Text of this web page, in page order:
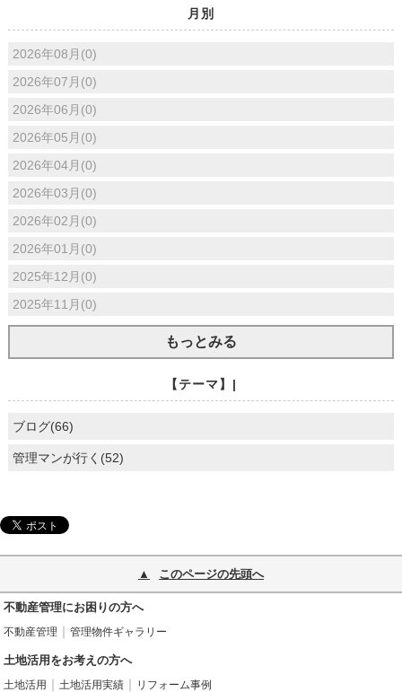
月別
2026年08月(0)
2026年07月(0)
2026年06月(0)
2026年05月(0)
2026年04月(0)
2026年03月(0)
2026年02月(0)
2026年01月(0)
2025年12月(0)
2025年11月(0)
もっとみる
【テーマ】|
ブログ(66)
管理マンが行く(52)
このページの先頭へ
不動産管理にお困りの方へ
不動産管理 管理物件ギャラリー
土地活用をお考えの方へ
土地活用 土地活用実績 リフォーム事例